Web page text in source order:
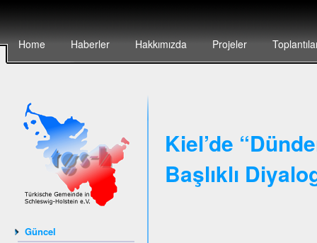
Home Haberler Hakkımızda Projeler
Güncel
Kiel’de
Başlıklı